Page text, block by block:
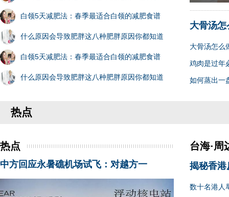
白领5天减肥法：春季最适合白领的减肥食谱
什么原因会导致肥胖这八种肥胖原因你都知道
白领5天减肥法：春季最适合白领的减肥食谱
什么原因会导致肥胖这八种肥胖原因你都知道
大骨汤
大骨汤怎么
鸡肉是过年
如何蒸出一
热点
热点
中方回应永暑礁机场试飞：对越方一
台海·周
揭秘香港
数十名港人